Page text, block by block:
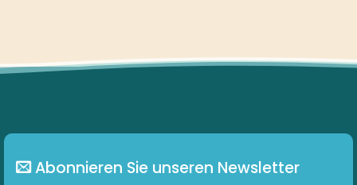
Abonnieren Sie unseren Newsletter